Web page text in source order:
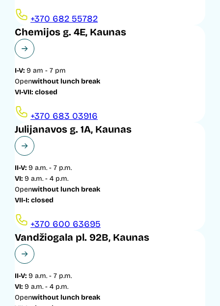
+370 682 55782
Chemijos g. 4E, Kaunas
I-V: 9 am - 7 pm
Openwithout lunch break
VI-VII: closed
+370 683 03916
Julijanavos g. 1A, Kaunas
II-V: 9 a.m. - 7 p.m.
VI: 9 a.m. - 4 p.m.
Openwithout lunch break
VII-I: closed
+370 600 63695
Vandžiogala pl. 92B, Kaunas
II-V: 9 a.m. - 7 p.m.
VI: 9 a.m. - 4 p.m.
Openwithout lunch break